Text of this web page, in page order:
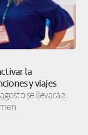
la
y viajes
se llevará a